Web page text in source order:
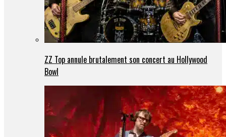
ZZ Top annule brutalement son concert au Hollywood
Bowl